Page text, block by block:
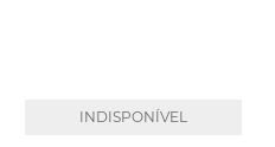
INDISPONÍVEL